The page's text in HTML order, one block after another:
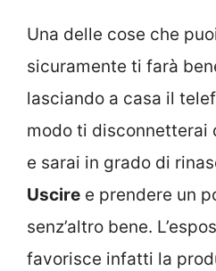
Una delle cose che
sicuramente ti farà
lasciando a casa il
modo ti disconnetterai
e sarai in grado di
Uscire e prendere un
senz’altro bene.
favorisce infatti la